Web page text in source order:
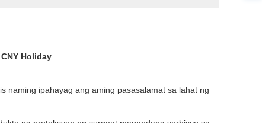
Holiday
naming ipahayag ang aming pasasalamat sa lahat ng